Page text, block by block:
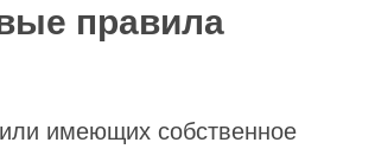
правила
имеющих собственное